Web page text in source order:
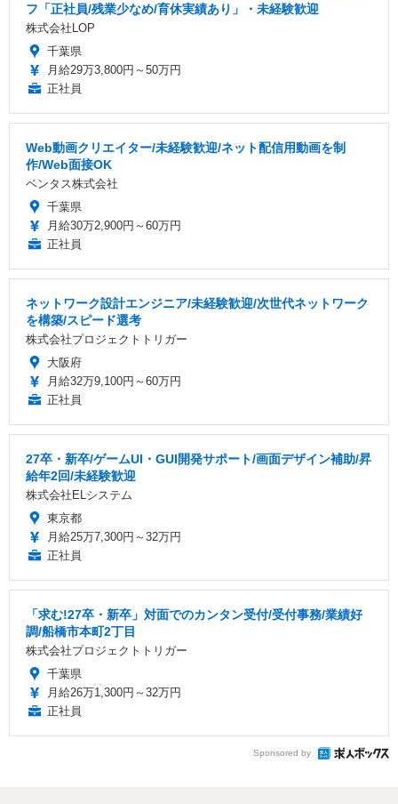
フ「正社員/残業少なめ/育休実績あり」・未経験歓迎
株式会社LOP
千葉県
月給29万3,800円～50万円
正社員
Web動画クリエイター/未経験歓迎/ネット配信用動画を制
作/Web面接OK
ベンタス株式会社
千葉県
月給30万2,900円～60万円
正社員
ネットワーク設計エンジニア/未経験歓迎/次世代ネットワーク
を構築/スピード選考
株式会社プロジェクトトリガー
大阪府
月給32万9,100円～60万円
正社員
27卒・新卒/ゲームUI・GUI開発サポート/画面デザイン補助/昇
給年2回/未経験歓迎
株式会社ELシステム
東京都
月給25万7,300円～32万円
正社員
「求む!27卒・新卒」対面でのカンタン受付/受付事務/業績好
調/船橋市本町2丁目
株式会社プロジェクトトリガー
千葉県
月給26万1,300円～32万円
正社員
Sponsored by